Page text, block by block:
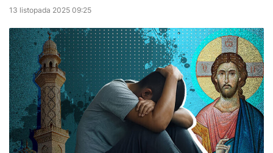
13 listopada 2025 09:25